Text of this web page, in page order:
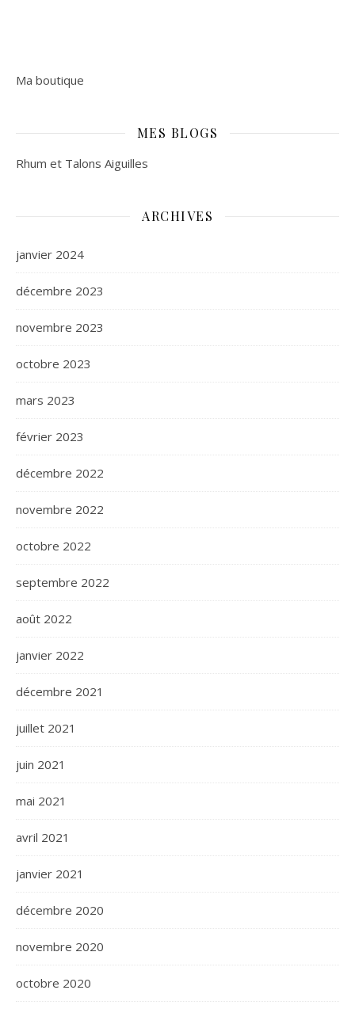
Ma boutique
MES BLOGS
Rhum et Talons Aiguilles
ARCHIVES
janvier 2024
décembre 2023
novembre 2023
octobre 2023
mars 2023
février 2023
décembre 2022
novembre 2022
octobre 2022
septembre 2022
août 2022
janvier 2022
décembre 2021
juillet 2021
juin 2021
mai 2021
avril 2021
janvier 2021
décembre 2020
novembre 2020
octobre 2020